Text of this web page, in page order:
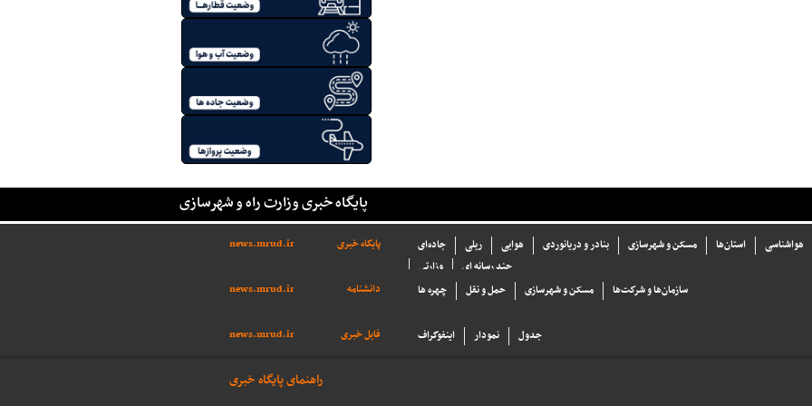
پایگاه خبری وزارت راه و شهرسازی
پایگاه خبری news.mrud.ir جاده‌ای ریلی هوایی بنادر و دریانوردی مسکن و شهرسازی استان‌ها
هواشناسی
وزارتی
چند رسانه ای
دانشنامه
news.mrud.ir چهره ها حمل و نقل مسکن و شهرسازی سازما‌ن‌ها و شركت‌ها
فایل خبری news.mrud.ir اینفوگراف نمودار جدول
راهنمای پایگاه خبری